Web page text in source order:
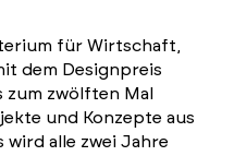
für Wirtschaft,
dem Designpreis
zwölften Mal
und Konzepte aus
wird alle zwei Jahre